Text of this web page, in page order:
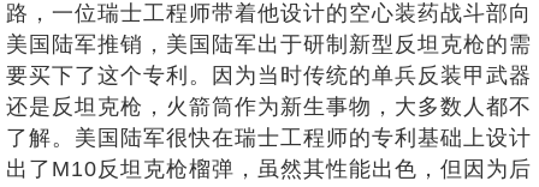
路，一位瑞士工程师带着他设计的空心装药战斗部向
美国陆军推销，美国陆军出于研制新型反坦克枪的需
要买下了这个专利。因为当时传统的单兵反装甲武器
还是反坦克枪，火箭筒作为新生事物，大多数人都不
了解。美国陆军很快在瑞士工程师的专利基础上设计
出了M10反坦克枪榴弹，虽然其性能出色，但因为后